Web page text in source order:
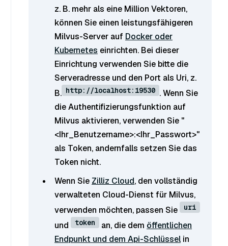
z. B. mehr als eine Million Vektoren,
können Sie einen leistungsfähigeren
Milvus-Server auf Docker oder
Kubernetes einrichten. Bei dieser
Einrichtung verwenden Sie bitte die
Serveradresse und den Port als Uri, z.
B. http://localhost:19530 . Wenn Sie
die Authentifizierungsfunktion auf
Milvus aktivieren, verwenden Sie "
<Ihr_Benutzername>:<Ihr_Passwort>"
als Token, andernfalls setzen Sie das
Token nicht.
Wenn Sie Zilliz Cloud, den vollständig
verwalteten Cloud-Dienst für Milvus,
verwenden möchten, passen Sie
uri
und token an, die dem öffentlichen
Endpunkt und dem Api-Schlüssel in